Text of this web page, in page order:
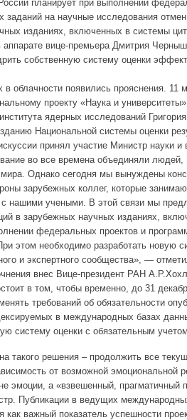
планирует при выполнении
заданий на научные исследования
изданиях, включенных в системы
вице-премьера Дмитрия
собственную систему оценки
облачности появились прояснения. 11
проекту «Наука и
ядерных исследований
Национальной системы оценки
принял участие Министр науки
во все времена объединяли
Однако сегодня мы вынуждены
зарубежных коллег, которые
с нашими учеными. В этой связи мы
в зарубежных научных изданиях,
федеральных проектов и
этом необходимо разработать новую
и экспертного сообщества», —
внес Вице-президент РАН
в том, чтобы временно, до 31
требований об обязательности
в международных базах
систему оценки с обязательным
такого решения – продолжить все
от возможной эмоциональной
эмоции, а «взвешенный, прагматичный
Публикации в ведущих
как важный показатель успешности